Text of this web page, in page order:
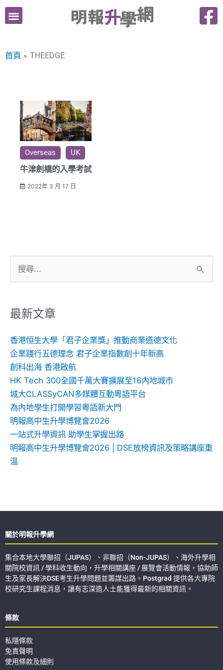
跳
內首頁 THEEDGE
Overseas UK
牛津劍橋的入學考試
2022年 3 月 17 日
尋
鍵
最新文章
香港恒生大學「君子企業獎」推動商業道德文化
企業踐行五德理念 君子企業指數創十年新高
創科出海 香港啟航
HK Tech 300全國千萬大賽擴展至16內地城市
城大CLASSyCAN多媒體互動粵語平台
為內地學生打開學習粵語新大門
明報高中生升學博覽會2026
一站式升學資訊 助學生掌握出路
明報高中生升學博覽會2026 | DSE放榜資訊及策略講座重
溫
關於明報升學網
集合本地大學聯招（JUPAS）、非聯招（Non-JUPAS）、海外升學相
關院校資訊 / 學科收生動向，升學相關講座 / 展覽會活動情報，協助師
生及家長解決DSE考生升學問題並籌謀出路。Postgrad 提供各大專院
校研究生課程消息，讓有志深造人士能獲得最新的相關資訊。
條款
私隱條款
免責聲明
使用條款及細則